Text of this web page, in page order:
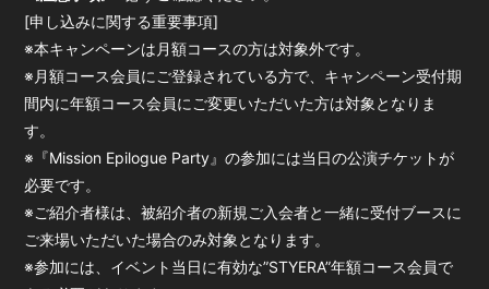
[申し込みに関する重要事項]
※本キャンペーンは月額コースの方は対象外です。
※月額コース会員にご登録されている方で、キャンペーン受付期
間内に年額コース会員にご変更いただいた方は対象となりま
す。
※『Mission Epilogue Party』の参加には当日の公演チケットが
必要です。
※ご紹介者様は、被紹介者の新規ご入会者と一緒に受付ブースに
ご来場いただいた場合のみ対象となります。
※参加には、イベント当日に有効な”STYERA”年額コース会員で